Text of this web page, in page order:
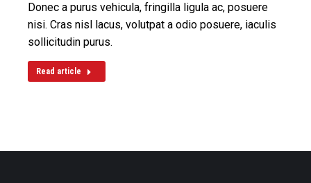
Donec a purus vehicula, fringilla ligula ac, posuere
nisi. Cras nisl lacus, volutpat a odio posuere, iaculis
sollicitudin purus.
Read article